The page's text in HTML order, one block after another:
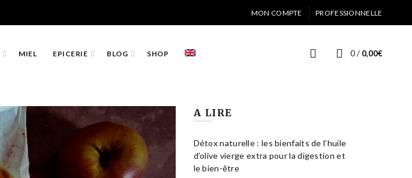
MON COMPTE PROFESSIONNELLE
MIEL EPICERIE BLOG SHOP 0 / 0,00€
A LIRE
Détox naturelle : les bienfaits de l’huile
d’olive vierge extra pour la digestion et
le bien-être